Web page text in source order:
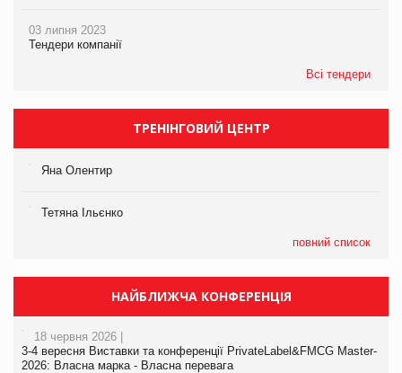
03 липня 2023
Тендери компанії
Всі тендери
ТРЕНІНГОВИЙ ЦЕНТР
Яна Олентир
Тетяна Ільєнко
повний список
НАЙБЛИЖЧА КОНФЕРЕНЦІЯ
18 червня 2026 |
3-4 вересня Виставки та конференції PrivateLabel&FMCG Master-
2026: Власна марка - Власна перевага